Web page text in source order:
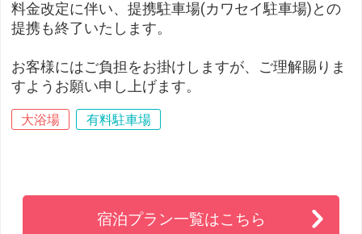
料金改定に伴い、提携駐車場(カワセイ駐車場)との
提携も終了いたします。
お客様にはご負担をお掛けしますが、ご理解賜りま
すようお願い申し上げます。
大浴場 有料駐車場
宿泊プラン一覧はこちら